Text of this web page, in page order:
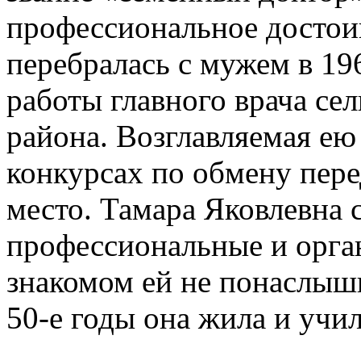
профессиональное
перебралась с мужем в
работы главного врача
района. Возглавляемая
конкурсах по обмену
место. Тамара Яковлевна
профессиональные и
знакомом ей не
50-е годы она жила и